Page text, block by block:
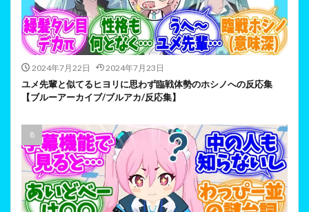
2024年7月22日 2024年7月23日
ユメ先輩と似てるヒヨリに思わず臨戦体勢のホシノへの反応集
【ブルーアーカイブ/ブルアカ/反応集】